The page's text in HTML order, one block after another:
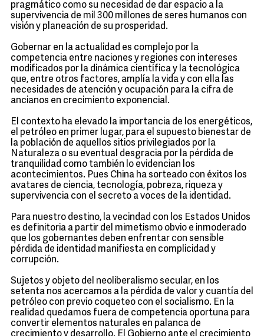
pragmático como su necesidad de dar espacio a la
supervivencia de mil 300 millones de seres humanos con
visión y planeación de su prosperidad.
Gobernar en la actualidad es complejo por la
competencia entre naciones y regiones con intereses
modificados por la dinámica científica y la tecnológica
que, entre otros factores, amplía la vida y con ella las
necesidades de atención y ocupación para la cifra de
ancianos en crecimiento exponencial.
El contexto ha elevado la importancia de los energéticos,
el petróleo en primer lugar, para el supuesto bienestar de
la población de aquellos sitios privilegiados por la
Naturaleza o su eventual desgracia por la pérdida de
tranquilidad como también lo evidencian los
acontecimientos. Pues China ha sorteado con éxitos los
avatares de ciencia, tecnología, pobreza, riqueza y
supervivencia con el secreto a voces de la identidad.
Para nuestro destino, la vecindad con los Estados Unidos
es definitoria a partir del mimetismo obvio e inmoderado
que los gobernantes deben enfrentar con sensible
pérdida de identidad manifiesta en complicidad y
corrupción.
Sujetos y objeto del neoliberalismo secular, en los
setenta nos acercamos a la pérdida de valor y cuantía del
petróleo con previo coqueteo con el socialismo. En la
realidad quedamos fuera de competencia oportuna para
convertir elementos naturales en palanca de